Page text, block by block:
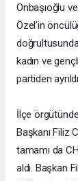
Onbaşıoğlu
Özel’in
kadın ve
partiden
İlçe
Başkanı Filiz
tamamı da
aldı. Başkan